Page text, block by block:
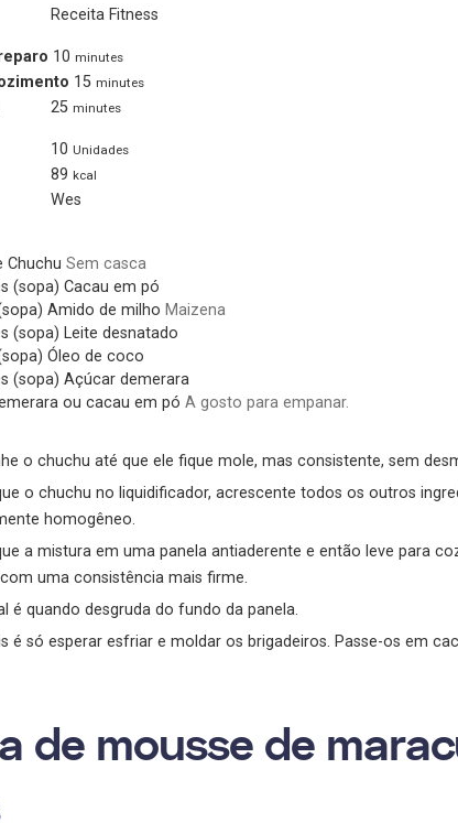
Receita Fitness
10 minutes
15 minutes
25 minutes
10 Unidades
89 kcal
Wes
Chuchu Sem casca
(sopa) Cacau em pó
Amido de milho Maizena
(sopa) Leite desnatado
Óleo de coco
(sopa) Açúcar demerara
ou cacau em pó A gosto para empanar.
o chuchu até que ele fique mole, mas consistente, sem
o chuchu no liquidificador, acrescente todos os outros
homogêneo.
a mistura em uma panela antiaderente e então leve para
uma consistência mais firme.
é quando desgruda do fundo da panela.
é só esperar esfriar e moldar os brigadeiros. Passe-os em
de mousse de